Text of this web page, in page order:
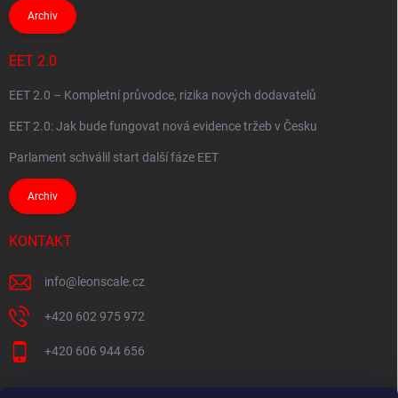
Archiv
EET 2.0
EET 2.0 – Kompletní průvodce, rizika nových dodavatelů
EET 2.0: Jak bude fungovat nová evidence tržeb v Česku
Parlament schválil start další fáze EET
Archiv
KONTAKT
info@ leonscale.cz
+420 602 975 972
+420 606 944 656